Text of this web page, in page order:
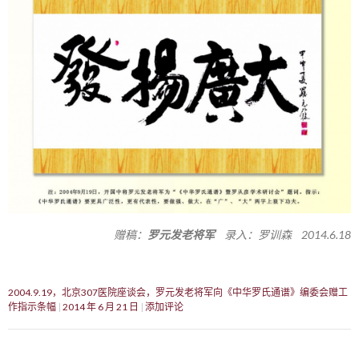
赠稿： 罗元发老将军录入：罗训森 2014.6.18
2004.9.19，北京307医院座谈会，罗元发老将军向《中华罗氏通谱》编委会赠工
作指示条幅 2014 年 6 月 21 日 添加评论